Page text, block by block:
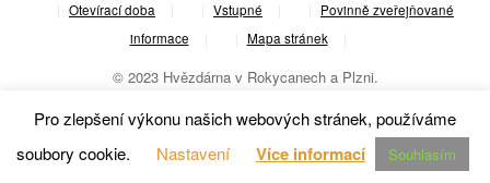
Otevírací doba Vstupné
Povinně zveřejňované
informace
Mapa stránek
© 2023 Hvězdárna v Rokycanech a Plzni.
Pro zlepšení výkonu našich webových stránek, používáme
soubory cookie.
Nastavení Více informací Souhlasím